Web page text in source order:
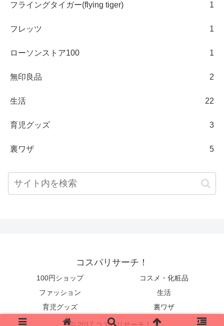
フライングタイガー(flying tiger) 1
フレッツ 1
ローソンストア100 1
無印良品 2
生活 22
育児グッズ 3
裏ワザ 5
コスパリサーチ！
100円ショップ
コスメ・化粧品
ファッション
生活
育児グッズ
裏ワザ